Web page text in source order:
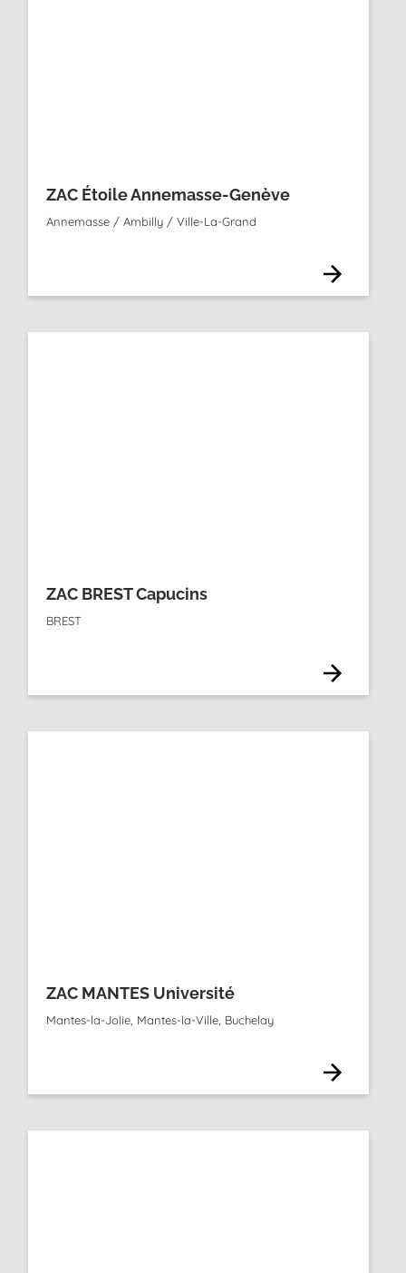
ZAC Étoile Annemasse-Genève
Annemasse / Ambilly / Ville-La-Grand
ZAC BREST Capucins
BREST
ZAC MANTES Université
Mantes-la-Jolie, Mantes-la-Ville, Buchelay